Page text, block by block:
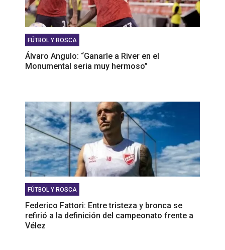
FÚTBOL Y ROSCA
Álvaro Angulo: “Ganarle a River en el
Monumental seria muy hermoso”
FÚTBOL Y ROSCA
Federico Fattori: Entre tristeza y bronca se
refirió a la definición del campeonato frente a
Vélez